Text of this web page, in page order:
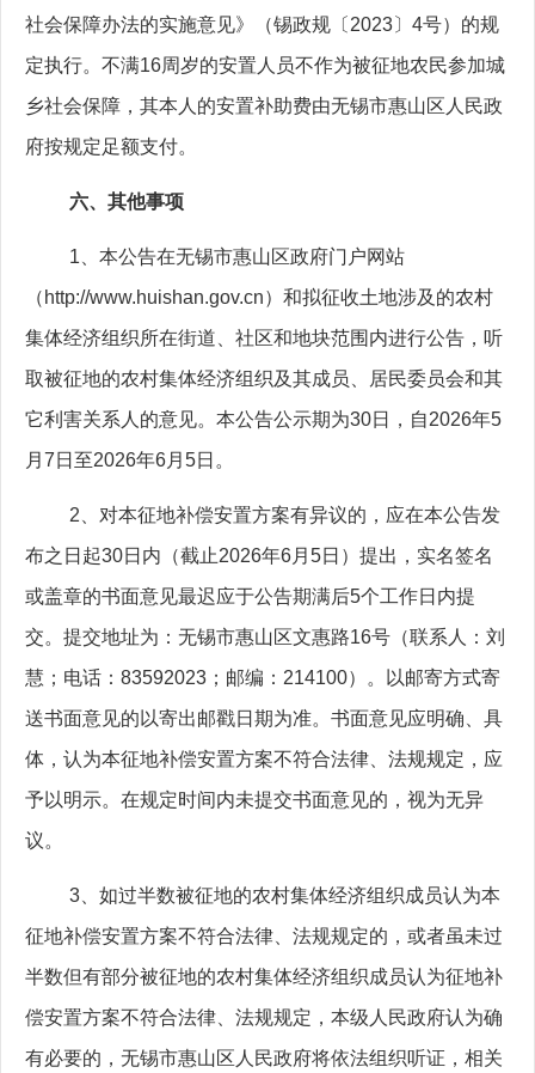
社会保障办法的实施意见》（锡政规〔 2023〕 4号）的规
定执行。不满16周岁的安置人员不作为被征地农民参加城
乡社会保障，其本人的安置补助费由无锡市惠山区人民政
府按规定足额支付。
六、其他事项
1 、本公告在无锡市惠山区政府门户网站
（ http://www.huishan.gov.cn）和拟征收土地涉及的农村
集体经济组织所在街道、社区和地块范围内进行公告，听
取被征地的农村集体经济组织及其成员、居民委员会和其
它利害关系人的意见。本公告公示期为30日，自2026年5
月 7 日至2026年6月 5日。
2 、对本征地补偿安置方案有异议的，应在本公告发
布之日起30日内（截止2026年6月 5日）提出，实名签名
或盖章的书面意见最迟应于公告期满后5个工作日内提
交。提交地址为：无锡市惠山区文惠路16号（联系人：刘
慧；电话： 83592023 ；邮编： 214100）。以邮寄方式寄
送书面意见的以寄出邮戳日期为准。书面意见应明确、具
体，认为本征地补偿安置方案不符合法律、法规规定，应
予以明示。在规定时间内未提交书面意见的，视为无异
议。
3 、如过半数被征地的农村集体经济组织成员认为本
征地补偿安置方案不符合法律、法规规定的，或者虽未过
半数但有部分被征地的农村集体经济组织成员认为征地补
偿安置方案不符合法律、法规规定，本级人民政府认为确
有必要的，无锡市惠山区人民政府将依法组织听证，相关